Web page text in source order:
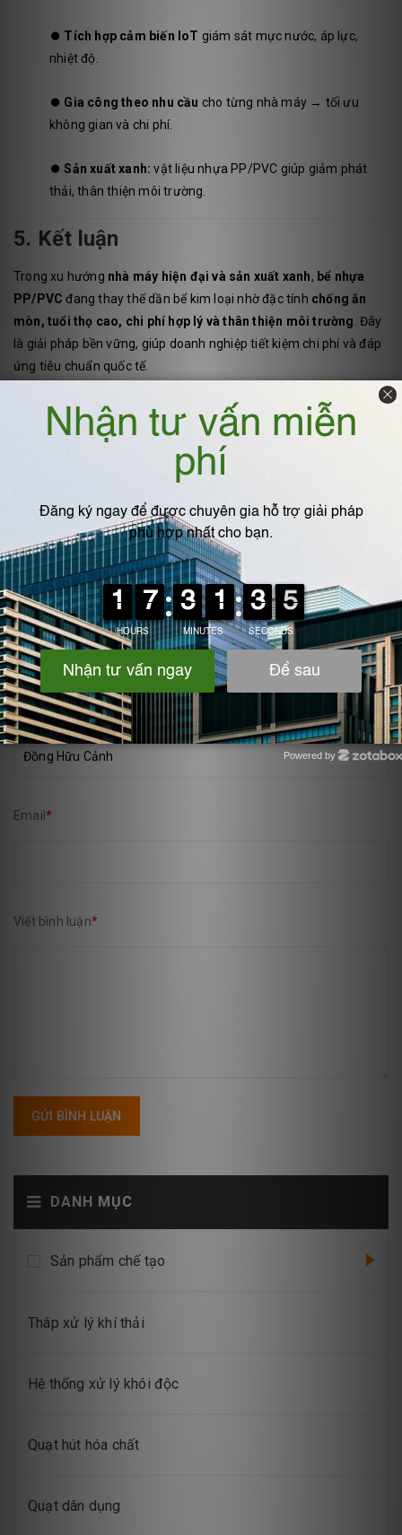
DANH MỤC
Sản phẩm chế tạo
Tháp xử lý khí thải
Hệ thống xử lý khói độc
Quạt hút hóa chất
Quạt dân dụng
⏺️ Tích hợp cảm biến IoT giám sát mực nước, áp lực,
nhiệt độ.
⏺️ Gia công theo nhu cầu cho từng nhà máy → tối ưu
không gian và chi phí.
⏺️Sản xuất xanh: vật liệu nhựa PP/PVC giúp giảm phát
thải, thân thiện môi trường.
5. Kết luận
Trong xu hướng nhà máy hiện đại và sản xuất xanh, bể nhựa
PP/PVC đang thay thế dần bể kim loại nhờ đặc tính chống ăn
mòn, tuổi thọ cao, chi phí hợp lý và thân thiện môi trường . Đây
là giải pháp bền vững, giúp doanh nghiệp tiết kiệm chi phí và đáp
ứng tiêu chuẩn quốc tế.
Liên hệ IPF Việt Namđể được tư vấn – thiết kế – gia công
nhựa PP/PVC theo yêu cầu
cho nhà máy của bạn.
Địa chỉ : Ngãi Cầu - An Khánh- Hà Nội
VIẾT BÌNH LUẬN CỦA BẠN:
Họ và tên*
Email *
Viết bình luận*
GỬI BÌNH LUẬN
Powered by